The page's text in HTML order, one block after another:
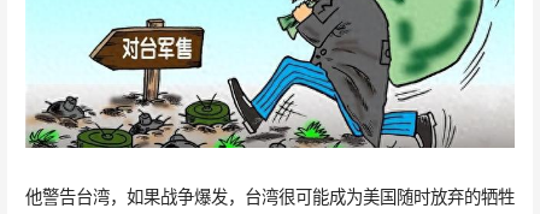
他警告台湾，如果战争爆发，台湾很可能成为美国随时放弃的牺牲